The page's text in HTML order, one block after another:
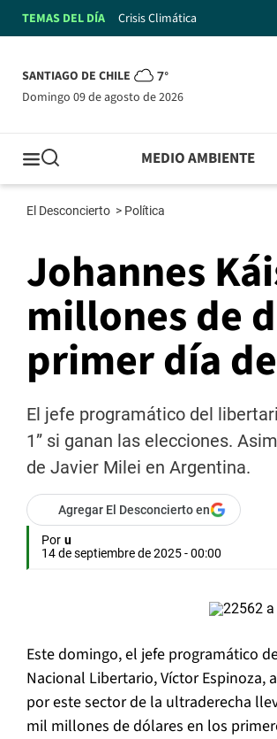
TEMAS DEL DÍA Crisis Climática
SANTIAGO DE CHILE 7°
domingo 09 de agosto de 2026
MEDIO AMBIENTE
El Desconcierto > Política
Johannes
millones de
primer día
El jefe programático del
1” si ganan las elecciones.
de Javier Milei en Argentina.
Agregar El Desconcierto en
Por u
14 de septiembre de 2025 - 00:00
Este domingo, el jefe programático
Nacional Libertario, Víctor
por este sector de la ultraderecha
mil millones de dólares en los